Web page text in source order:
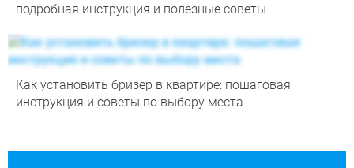
подробная инструкция и полезные советы
Как установить бризер в квартире: пошаговая
инструкция и советы по выбору места